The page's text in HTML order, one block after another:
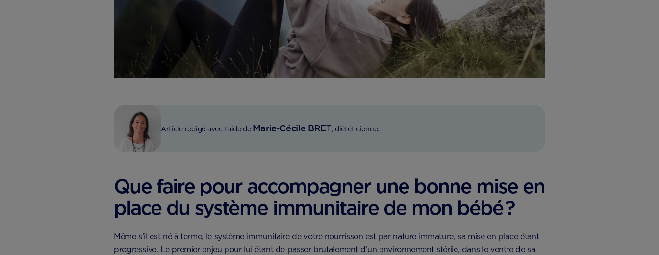
Article rédigé avec l’aide de Marie-Cécile BRET, diététicienne.
Que faire pour accompagner une bonne mise en
place du système immunitaire de mon bébé ?
Même s’il est né à terme, le système immunitaire de votre nourrisson est par nature immature, sa mise en place étant
progressive. Le premier enjeu pour lui étant de passer brutalement d’un environnement stérile, dans le ventre de sa